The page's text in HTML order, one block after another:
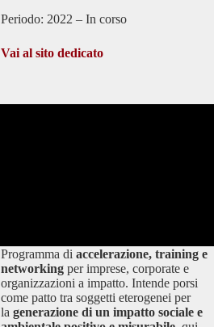
Periodo: 2022 – In corso
Vai al sito dedicato
Programma diaccelerazione, training e
networking per imprese, corporate e
organizzazioni a impatto. Intende porsi
come patto tra soggetti eterogenei per
lagenerazione di un impatto sociale e